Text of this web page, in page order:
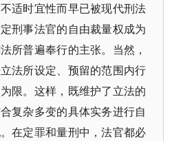
适时宜性而早已被现代刑法
刑事法官的自由裁量权成为
所普遍奉行的主张。当然，
法所设定、预留的范围内行
限。这样，既维护了立法的
复杂多变的具体实务进行自
在定罪和量刑中，法官都必